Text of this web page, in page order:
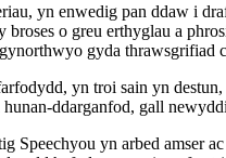
yn enwedig pan ddaw i
o greu erthyglau a
gyda thrawsgrifiad
yn troi sain yn
hunan-ddarganfod, gall
Speechyou yn arbed amser